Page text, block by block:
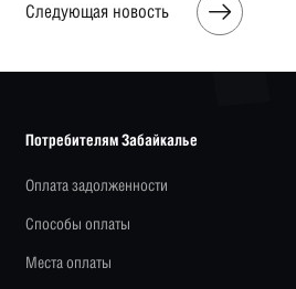
Следующая новость
Потребителям Забайкалье
Оплата задолженности
Способы оплаты
Места оплаты